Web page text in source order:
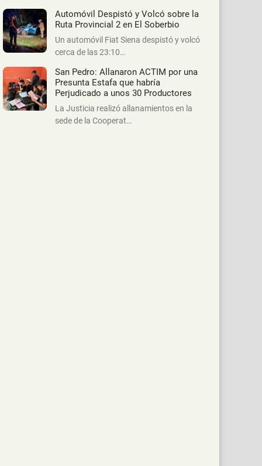
Automóvil Despistó y Volcó sobre la
Ruta Provincial 2 en El Soberbio
Un automóvil Fiat Siena despistó y volcó
cerca de las 23:10…
San Pedro: Allanaron ACTIM por una
Presunta Estafa que habría
Perjudicado a unos 30 Productores
La Justicia realizó allanamientos en la
sede de la Cooperat…